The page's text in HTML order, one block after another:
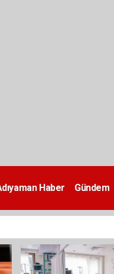
Haber Gündem